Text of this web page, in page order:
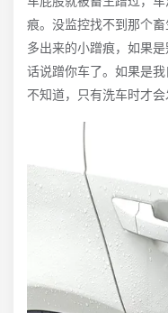
痕。没监控找不到那个
多出来的小蹭痕，如果
话说蹭你车了。如果是
不知道，只有洗车时才会